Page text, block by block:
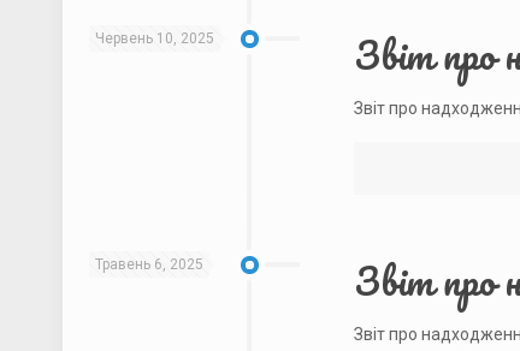
Червень 10, 2025 Звіт про
Звіт про
Травень 6, 2025 Звіт про
Звіт про